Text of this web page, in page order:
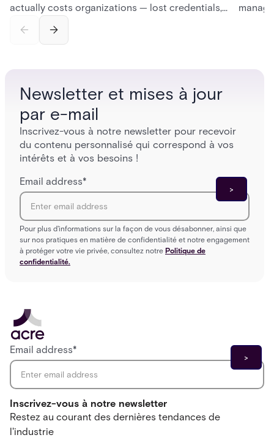
actually costs organizations — lost credentials,
— and how Acre's automated access control
Newsletter et mises à jour
par e-mail
Inscrivez-vous à notre newsletter pour recevoir
du contenu personnalisé qui correspond à vos
intérêts et à vos besoins !
Email address*
Pour plus d'informations sur la façon de vous désabonner, ainsi que
sur nos pratiques en matière de confidentialité et notre engagement
à protéger votre vie privée, consultez notre Politique de
confidentialité.
Inscrivez-vous à notre newsletter
Restez au courant des dernières tendances de
l'industrie
Email address*